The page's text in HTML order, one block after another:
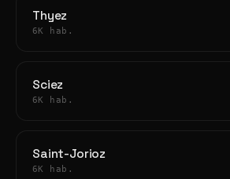
Thyez
6K hab.
Sciez
6K hab.
Saint-Jorioz
6K hab.